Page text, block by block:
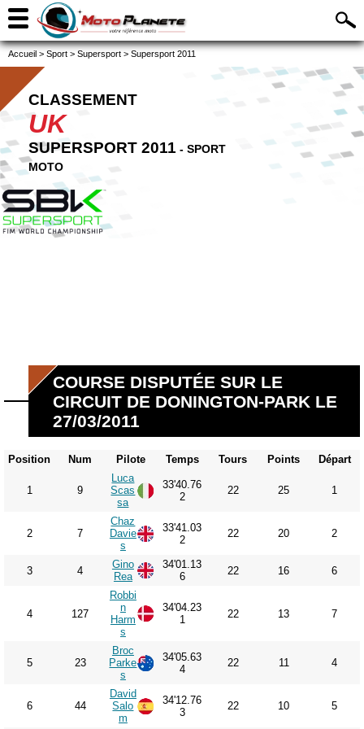
Accueil > Sport > Supersport > Supersport 2011
CLASSEMENT
UK
SUPERSPORT 2011 - SPORT
MOTO
COURSE DISPUTÉE SUR LE
CIRCUIT DE DONINGTON-PARK LE
27/03/2011
Position Num Pilote Temps Tours Points Départ
1 9
Luca
Scas
sa
33'40.76
2
22 25 1
2 7
Chaz
Davie
s
33'41.03
2
22 20 2
3 4
Gino
Rea
34'01.13
6
22 16 6
4 127
Robbi
n
Harm
s
34'04.23
1
22 13 7
5 23
Broc
Parke
s
34'05.63
4
22 11 4
6 44
David
Salo
m
34'12.76
3
22 10 5